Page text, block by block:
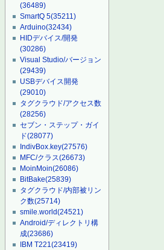
(36489)
SmartQ 5(35211)
Arduino(32434)
HIDデバイス/開発
(30286)
Visual Studio/バージョン
(29439)
USBデバイス開発
(29010)
タグクラウド/アクセス数
(28256)
セブン・ステップ・ガイ
ド(28077)
IndivBox.key(27576)
MFC/クラス(26673)
MoinMoin(26086)
BitBake(25839)
タグクラウド/内部被リン
ク数(25714)
smile.world(24521)
Android/ディレクトリ構
成(23686)
IBM T221(23419)